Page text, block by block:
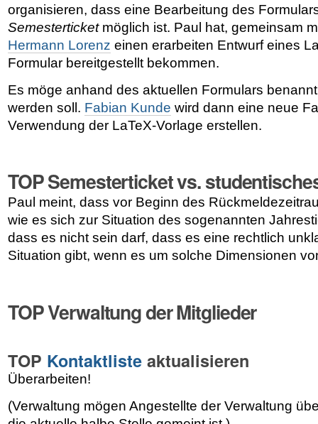
organisieren, dass eine Bearbeitung des
Semesterticketmöglich ist. Paul hat, gemeinsam
Hermann Lorenz einen erarbeiten Entwurf eines
Formular bereitgestellt bekommen.
Es möge anhand des aktuellen Formulars
werden soll. Fabian Kunde wird dann eine neue
Verwendung der LaTeX-Vorlage erstellen.
TOP Semesterticket vs.
Paul meint, dass vor Beginn des
wie es sich zur Situation des sogenannten
dass es nicht sein darf, dass es eine rechtlich
Situation gibt, wenn es um solche Dimensionen
TOP Verwaltung der Mitglieder
TOP Kontaktlisteaktualisieren
Überarbeiten!
(Verwaltung mögen Angestellte der Verwaltung